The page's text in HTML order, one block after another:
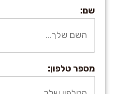
שם:
מספר טלפון: